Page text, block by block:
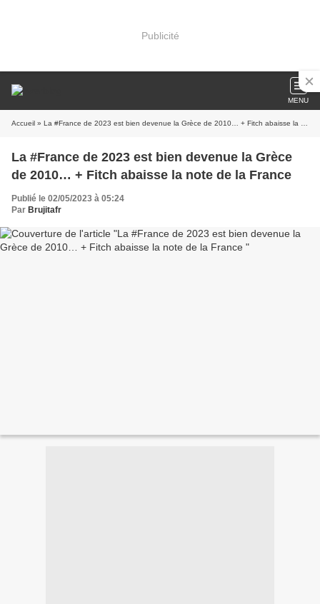
Publicité
MENU
Accueil » La #France de 2023 est bien devenue la Grèce de 2010… + Fitch abaisse la note de la France
La #France de 2023 est bien devenue la Grèce
de 2010… + Fitch abaisse la note de la France
Publié le 02/05/2023 à 05:24
Par Brujitafr